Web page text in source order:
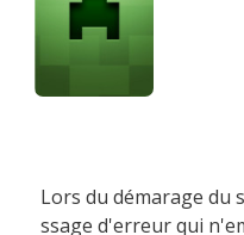
Lors du démarage du
ssage d'erreur qui